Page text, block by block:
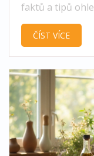
faktů a tipů
Seznámíte se s
významy, které
ČÍST VÍCE